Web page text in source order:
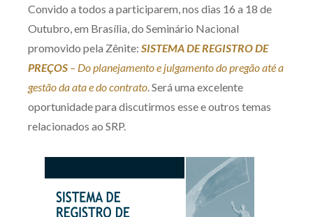
Convido a todos a participarem, nos dias 16 a 18 de
Outubro, em Brasília, do Seminário Nacional
promovido pela Zênite: SISTEMA DE REGISTRO DE
PREÇOS – Do planejamento e julgamento do pregão até a
gestão da ata e do contrato. Será uma excelente
oportunidade para discutirmos esse e outros temas
relacionados ao SRP.